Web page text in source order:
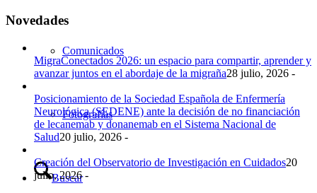
Comunicados
Fotografías
Buscar
Novedades
MigraConectados 2026: un espacio para compartir, aprender y
avanzar juntos en el abordaje de la migraña28 julio, 2026 -
Posicionamiento de la Sociedad Española de Enfermería
Neurológica (SEDENE) ante la decisión de no financiación
de lecanemab y donanemab en el Sistema Nacional de
Salud20 julio, 2026 -
Creación del Observatorio de Investigación en Cuidados20
julio, 2026 -